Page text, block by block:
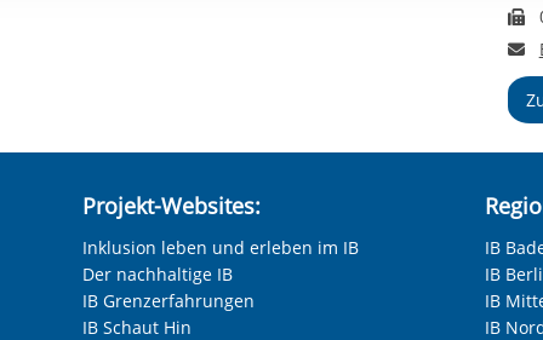
sich nicht auf notwendige Cookies, die erforderlich zur
und somit gewünschten Website-Funktionen sind. Diese
Projekt-Websites:
Inklusion leben und erleben im IB
Der nachhaltige IB
IB Grenzerfahrungen
IB Schaut Hin
IB
IB
IB
IB